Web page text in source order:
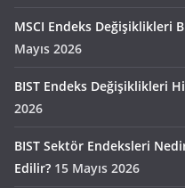
MSCI Endeks Değişiklikleri
Mayıs 2026
BIST Endeks Değişiklikleri
2026
BIST Sektör Endeksleri
Edilir? 15 Mayıs 2026